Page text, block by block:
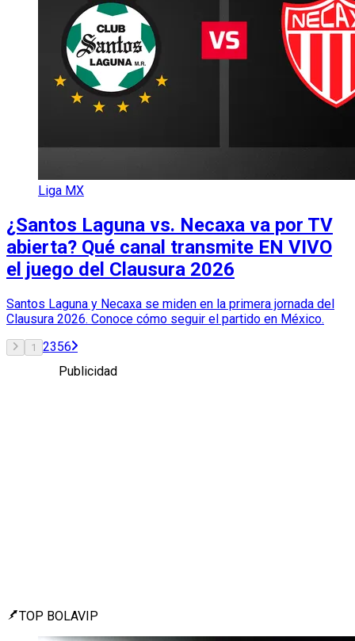
Liga MX
¿Santos Laguna vs. Necaxa va por TV
abierta? Qué canal transmite EN VIVO
el juego del Clausura 2026
Santos Laguna y Necaxa se miden en la primera jornada del
Clausura 2026. Conoce cómo seguir el partido en México.
1 2356
Publicidad
TOP BOLAVIP